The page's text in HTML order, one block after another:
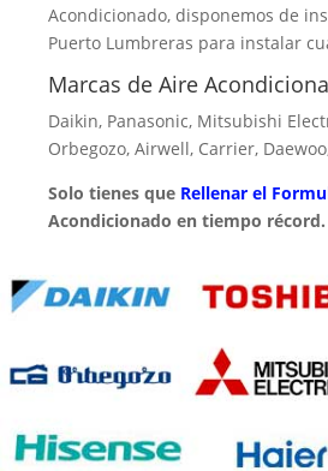
Acondicionado, disponemos de
Puerto Lumbreras para instalar
Marcas de Aire
Daikin, Panasonic, Mitsubishi
Orbegozo, Airwell, Carrier,
Solo tienes que Rellenar el
Acondicionado en tiempo récord.